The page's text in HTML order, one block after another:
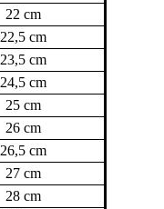
22 cm
22,5 cm
23,5 cm
24,5 cm
25 cm
26 cm
26,5 cm
27 cm
28 cm